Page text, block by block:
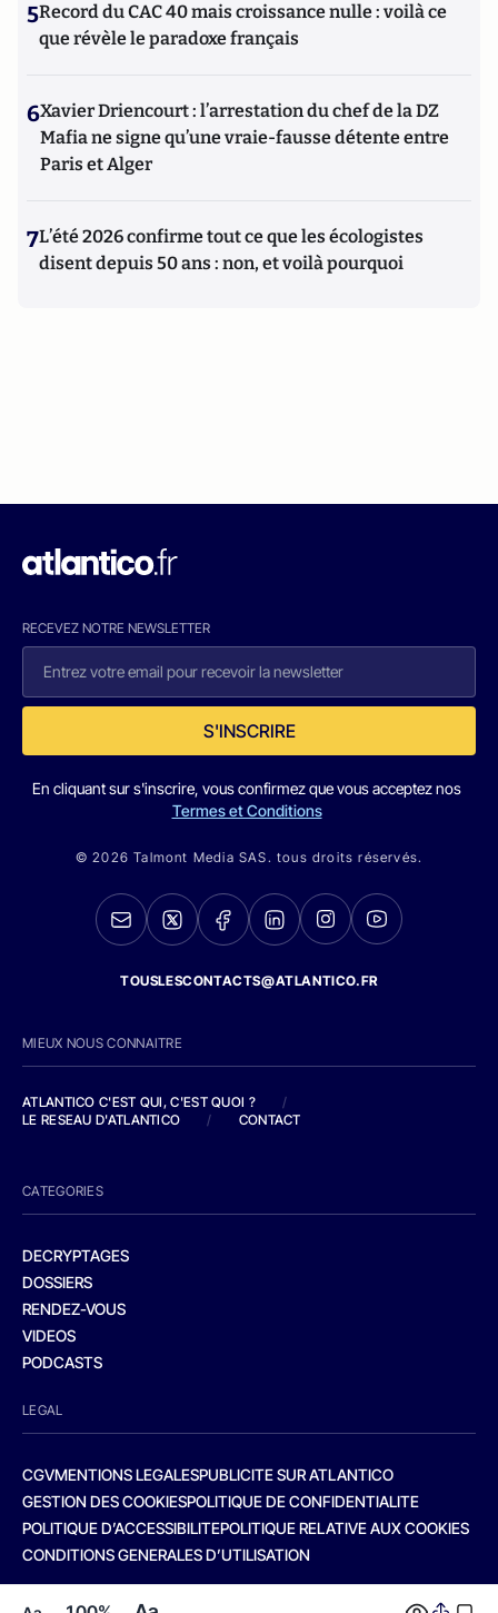
5Record du CAC 40 mais croissance nulle : voilà ce
que révèle le paradoxe français
6Xavier Driencourt : l’arrestation du chef de la DZ
Mafia ne signe qu’une vraie-fausse détente entre
Paris et Alger
7L’été 2026 confirme tout ce que les écologistes
disent depuis 50 ans : non, et voilà pourquoi
RECEVEZ NOTRE NEWSLETTER
S'INSCRIRE
En cliquant sur s'inscrire, vous confirmez que vous acceptez nos
Termes et Conditions
© 2026 Talmont Media SAS. tous droits réservés.
TOUSLESCONTACTS@ATLANTICO.FR
MIEUX NOUS CONNAITRE
ATLANTICO C'EST QUI, C'EST QUOI ?
/
LE RESEAU D'ATLANTICO
/ CONTACT
CATEGORIES
DECRYPTAGES
DOSSIERS
RENDEZ-VOUS
VIDEOS
PODCASTS
LEGAL
CGVMENTIONS LEGALESPUBLICITE SUR ATLANTICO
GESTION DES COOKIESPOLITIQUE DE CONFIDENTIALITE
POLITIQUE D’ACCESSIBILITEPOLITIQUE RELATIVE AUX COOKIES
CONDITIONS GENERALES D’UTILISATION